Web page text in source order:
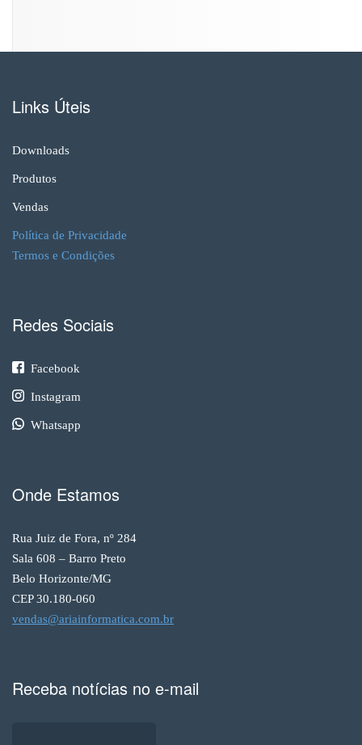
Links Úteis
Downloads
Produtos
Vendas
Política de Privacidade
Termos e Condições
Redes Sociais
Facebook
Instagram
Whatsapp
Onde Estamos
Rua Juiz de Fora, nº 284
Sala 608 – Barro Preto
Belo Horizonte/MG
CEP 30.180-060
vendas@ariainformatica.com.br
Receba notícias no e-mail